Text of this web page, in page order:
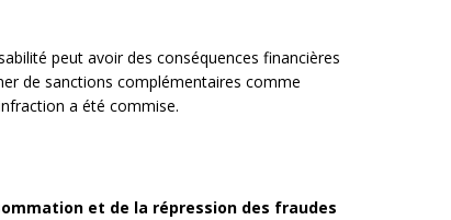
peut avoir des conséquences financières
de sanctions complémentaires comme
a été commise.
et de la répression des fraudes